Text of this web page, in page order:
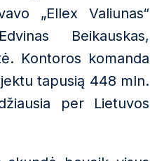
„Ellex Valiunas“
Beikauskas,
. Kontoros komanda
tapusią 448 mln.
per Lietuvos